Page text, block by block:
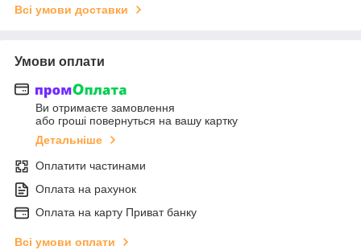
Всі умови доставки
Умови оплати
Ви отримаєте замовлення
або гроші повернуться на вашу картку
Детальніше
Оплатити частинами
Оплата на рахунок
Оплата на карту Приват банку
Всі умови оплати